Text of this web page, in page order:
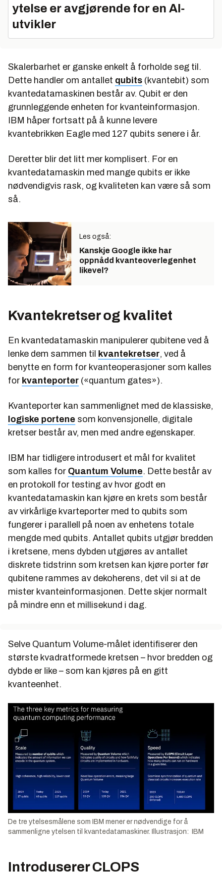
ytelse er avgjørende for en AI-
utvikler
Skalerbarhet er ganske enkelt å forholde seg til.
Dette handler om antallet qubits (kvantebit) som
kvantedatamaskinen består av. Qubit er den
grunnleggende enheten for kvanteinformasjon.
IBM håper fortsatt på å kunne levere
kvantebrikken Eagle med 127 qubits senere i år.
Deretter blir det litt mer komplisert. For en
kvantedatamaskin med mange qubits er ikke
nødvendigvis rask, og kvaliteten kan være så som
så.
Les også:
Kanskje Google ikke har
oppnådd kvanteoverlegenhet
likevel?
Kvantekretser og kvalitet
En kvantedatamaskin manipulerer qubitene ved å
lenke dem sammen til kvantekretser, ved å
benytte en form for kvanteoperasjoner som kalles
for kvanteporter («quantum gates»).
Kvanteporter kan sammenlignet med de klassiske,
logiske portene som konvensjonelle, digitale
kretser består av, men med andre egenskaper.
IBM har tidligere introdusert et mål for kvalitet
som kalles for Quantum Volume. Dette består av
en protokoll for testing av hvor godt en
kvantedatamaskin kan kjøre en krets som består
av virkårlige kvarteporter med to qubits som
fungerer i parallell på noen av enhetens totale
mengde med qubits. Antallet qubits utgjør bredden
i kretsene, mens dybden utgjøres av antallet
diskrete tidstrinn som kretsen kan kjøre porter før
qubitene rammes av dekoherens, det vil si at de
mister kvanteinformasjonen. Dette skjer normalt
på mindre enn et millisekund i dag.
Selve Quantum Volume-målet identifiserer den
største kvadratformede kretsen – hvor bredden og
dybde er like – som kan kjøres på en gitt
kvanteenhet.
De tre ytelsesmålene som IBM mener er nødvendige for å
sammenligne ytelsen til kvantedatamaskiner. Illustrasjon: IBM
Introduserer CLOPS